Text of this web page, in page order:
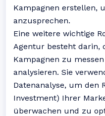
Kampagnen erstellen,
anzusprechen.
Eine weitere wichtige
Agentur besteht darin,
Kampagnen zu
analysieren. Sie
Datenanalyse, um den
Investment) Ihrer
überwachen und zu